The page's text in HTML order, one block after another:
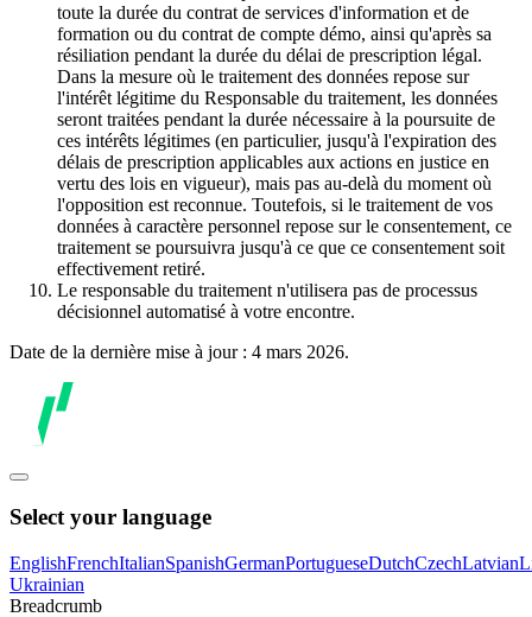
toute la durée du contrat de services d'information et de
formation ou du contrat de compte démo, ainsi qu'après sa
résiliation pendant la durée du délai de prescription légal.
Dans la mesure où le traitement des données repose sur
l'intérêt légitime du Responsable du traitement, les données
seront traitées pendant la durée nécessaire à la poursuite de
ces intérêts légitimes (en particulier, jusqu'à l'expiration des
délais de prescription applicables aux actions en justice en
vertu des lois en vigueur), mais pas au-delà du moment où
l'opposition est reconnue. Toutefois, si le traitement de vos
données à caractère personnel repose sur le consentement, ce
traitement se poursuivra jusqu'à ce que ce consentement soit
effectivement retiré.
Le responsable du traitement n'utilisera pas de processus
décisionnel automatisé à votre encontre.
Date de la dernière mise à jour : 4 mars 2026.
Select your language
EnglishFrenchItalianSpanishGermanPortugueseDutchCzechLatvian
Ukrainian
Breadcrumb